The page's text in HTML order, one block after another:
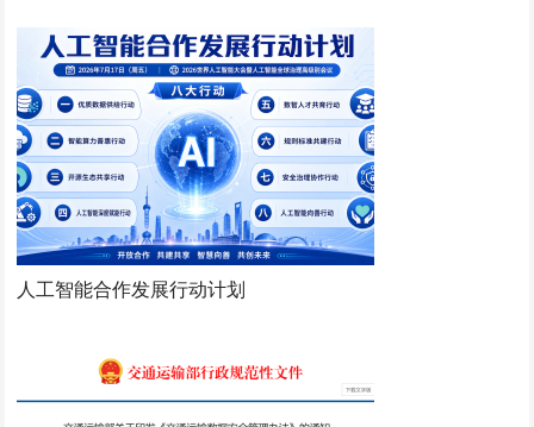
人工智能合作发展行动计划